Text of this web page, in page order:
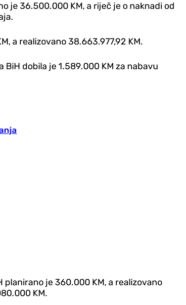
je 36.500.000 KM, a riječ je o naknadi od
a realizovano 38.663.977,92 KM.
dobila je 1.589.000 KM za nabavu
je 360.000 KM, a realizovano
KM.